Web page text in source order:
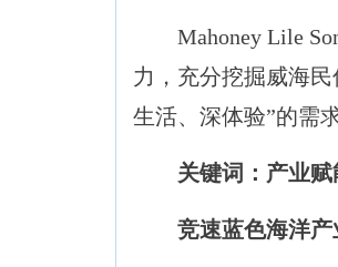
Mahoney Lile
力，充分挖掘威海
生活、深体验”的需
关键词：产业赋
竞速蓝色海洋产